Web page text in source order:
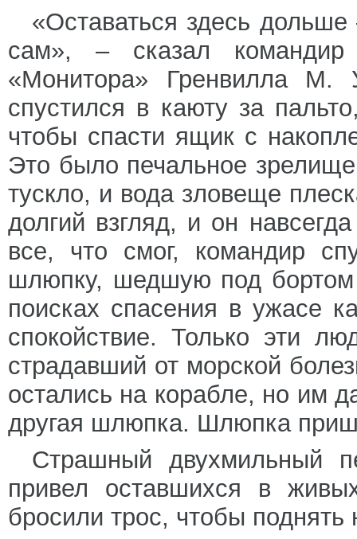
«Оставаться здесь
сам», – сказал
«Монитора» Гренвилла М.
спустился в каюту за
чтобы спасти ящик с
Это было печальное
тускло, и вода зловеще
долгий взгляд, и он
все, что смог, командир
шлюпку, шедшую под
поисках спасения в ужасе
спокойствие. Только эти
страдавший от морской
остались на корабле, но им
другая шлюпка. Шлюпка
Страшный двухмильный
привел оставшихся в
бросили трос, чтобы поднять